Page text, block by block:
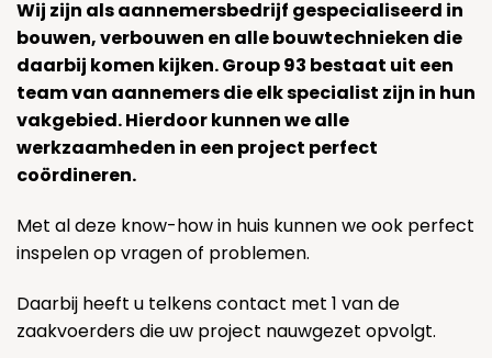
Wij zijn als aannemersbedrijf gespecialiseerd in
bouwen, verbouwen en alle bouwtechnieken die
daarbij komen kijken. Group 93 bestaat uit een
team van aannemers die elk specialist zijn in hun
vakgebied. Hierdoor kunnen we alle
werkzaamheden in een project perfect
coördineren.
Met al deze know-how in huis kunnen we ook perfect
inspelen op vragen of problemen.
Daarbij heeft u telkens contact met 1 van de
zaakvoerders die uw project nauwgezet opvolgt.